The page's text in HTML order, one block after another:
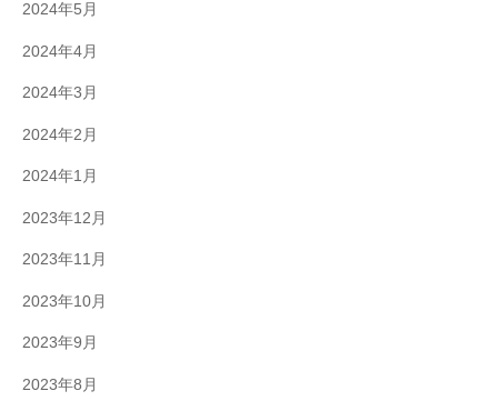
2024年5月
2024年4月
2024年3月
2024年2月
2024年1月
2023年12月
2023年11月
2023年10月
2023年9月
2023年8月